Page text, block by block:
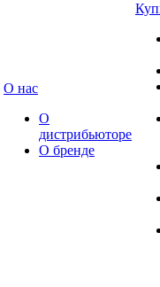
О нас
О
дистрибьюторе
О бренде